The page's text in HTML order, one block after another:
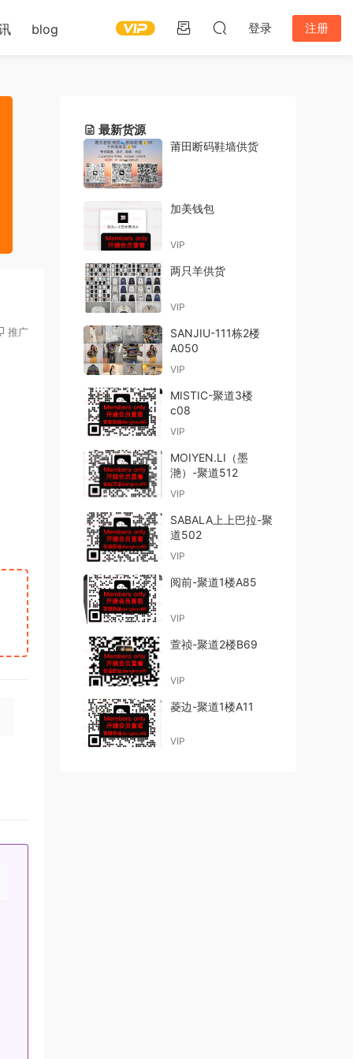
blog 登录 注册
推广
最新货源
莆田断码鞋墙供货
加美钱包
VIP
两只羊供货
VIP
SANJIU-111栋2楼
A050
VIP
MISTIC-聚道3楼
c08
VIP
MOIYEN.LI（墨
滟）-聚道512
VIP
SABALA上上巴拉-聚
道502
VIP
阅前-聚道1楼A85
VIP
萱祯-聚道2楼B69
VIP
菱边-聚道1楼A11
VIP